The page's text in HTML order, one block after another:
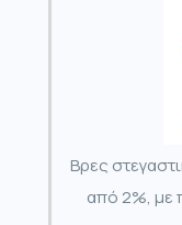
Βρες
από 2%, με